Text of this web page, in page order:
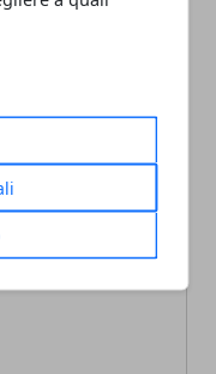
è web editor e
dedicati a
ed eventi locali.
con uno stile fresco